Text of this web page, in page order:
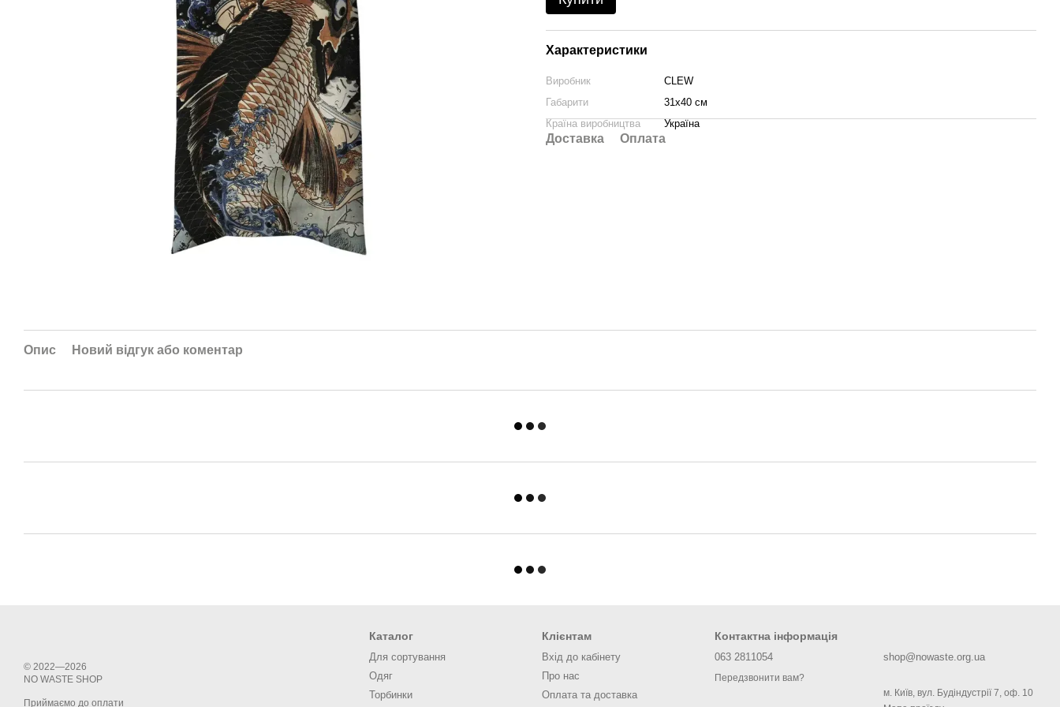
Характеристики
Виробник
CLEW
Габарити
31х40 см
Країна виробництва
Україна
Доставка Оплата
Опис Новий відгук або коментар
© 2022—2026
NО WASTE SHOP
Приймаємо до оплати
Каталог
Для сортування
Одяг
Торбинки
Клієнтам
Вхід до кабінету
Про нас
Оплата та доставка
Контактна інформація
063 2811054
Передзвонити вам?
shop@nowaste.org.ua
м. Київ, вул. Будіндустрії 7, оф. 10